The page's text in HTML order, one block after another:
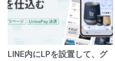
LINE内にLPを設置して、グ